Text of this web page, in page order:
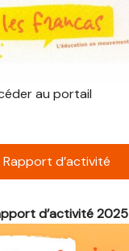
au portail
Rapport d’activité
d’activité 2025